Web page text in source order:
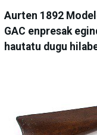
Aurten 1892
GAC enpresak
hautatu dugu